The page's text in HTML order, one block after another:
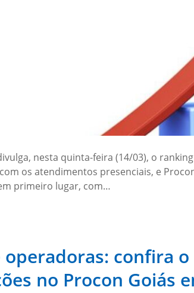
nesta quinta-feira (14/03), o
os atendimentos presenciais, e
primeiro lugar, com…
operadoras: confira
no Procon Goiás